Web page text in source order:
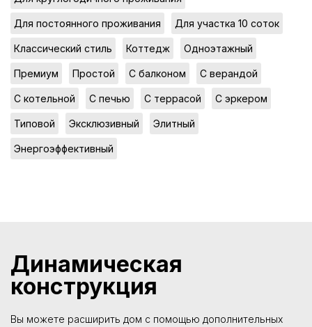
Для постоянного проживания Для участка 10 соток
Классический стиль Коттедж Одноэтажный
Премиум Простой С балконом С верандой
С котельной С печью С террасой С эркером
Типовой Эксклюзивный Элитный
Энергоэффективный
Динамическая
конструкция
Вы можете расширить дом с помощью дополнительных